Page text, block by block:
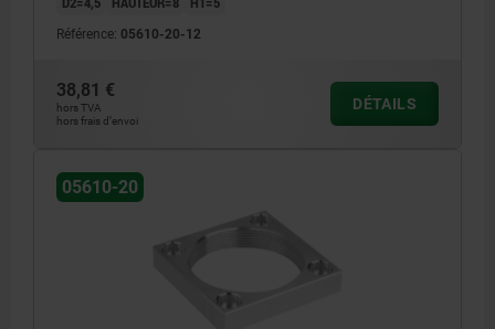
Référence: 05610-20-12
38,81 €
hors TVA
hors frais d’envoi
DÉTAILS
05610-20